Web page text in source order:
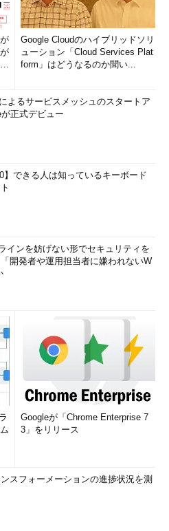
ルドには、このIPパケットがフラ
を表すMF（More Fragment）ビ
が1ならば、後続のIPパケットが
存在しないということが分かる。
1、2、3ではMFフラグが1になっ
4ではMFは0となっている。
到着したフラグメント・パケッ
位置にあったかを表す。例えばフ
分は、分割されていないオリジナ
になる。先頭のフラグメントの場
おフラグメントは8bytes単位で分
オフセットとして使用できる値は
フセット・フィールドは13bit幅
とで、最大で約64Kbytesまでの
ばフラグメント・オフセットが
分の1である「250」が、フラグメ
にセットされる。
メント・パケットであることが分
パケット全体を再構成する準備を
全体が受信するためのバッファを
びに該当するフラグメントの部分
やUDP）に引き渡すわけだ。
揃わず、一部が欠落したまま一
度）、そのIPパケットの再構成は
Google Cloudのハイブリッドソリ
ューション「Cloud Services Plat
form」はどうなるのか聞い...
よるサービスメッシュのスタートア
正式デビュー
】できる人は知っているキーボード
インを妨げない形でセキュリティを
開発者や運用担当者に嫌われないW
Googleが「Chrome Enterprise 7
3」をリリース
スフォーメーションの進捗状況を測